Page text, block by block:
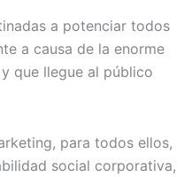
a potenciar todos
a causa de la enorme
que llegue al público
para todos ellos,
social corporativa,